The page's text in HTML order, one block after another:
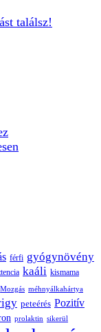
találsz!
férfi gyógynövény
kaáli kismama
Mozgás méhnyálkahártya
peteérés Pozitív
prolaktin sikerül